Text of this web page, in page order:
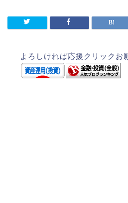
よろしければ応援クリックお